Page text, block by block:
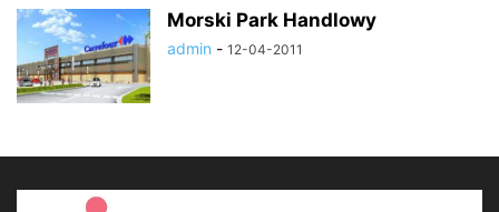
Morski Park Handlowy
admin - 12-04-2011